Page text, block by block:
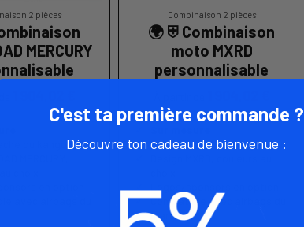
2 pièces
MERCURY
ou kangourou
Combinaison 2 pièces
🌍 ⛨ Combinaison
moto MXRD
personnalisable
Cuir de vache ou kangourou
Compatible avec airbags du
marché
C'est ta première commande ?
Découvre ton cadeau de bienvenue :